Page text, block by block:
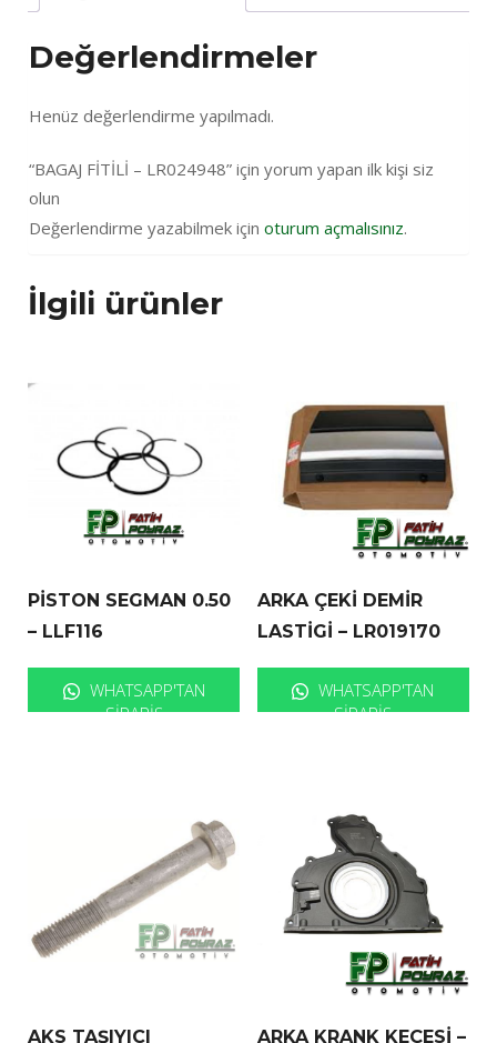
Değerlendirmeler
Henüz değerlendirme yapılmadı.
“BAGAJ FİTİLİ – LR024948” için yorum yapan ilk kişi siz
olun
Değerlendirme yazabilmek için oturum açmalısınız.
İlgili ürünler
PİSTON SEGMAN 0.50
– LLF116
WHATSAPP'TAN
SIPARIŞ
ARKA ÇEKİ DEMİR
LASTİGİ – LR019170
WHATSAPP'TAN
SIPARIŞ
AKS TAŞIYICI ARKA KRANK KEÇESİ –